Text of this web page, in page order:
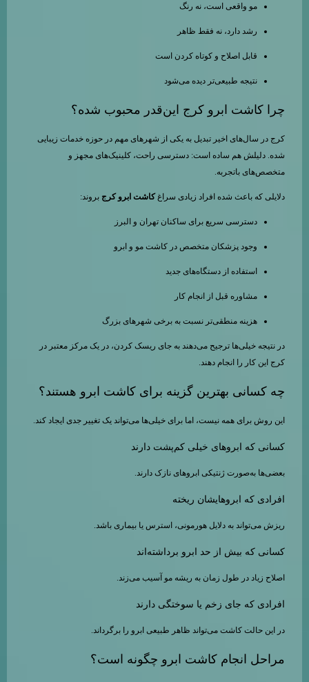
مو واقعی است، نه رنگ
رشد دارد، نه فقط ظاهر
قابل اصلاح و کوتاه کردن است
نتیجه طبیعی‌تر دیده می‌شود
چرا کاشت ابرو کرج این‌قدر محبوب شده؟
کرج در سال‌های اخیر تبدیل به یکی از شهرهای مهم در حوزه خدمات زیبایی
شده. دلیلش هم ساده است: دسترسی راحت، کلینیک‌های مجهز و
متخصص‌های باتجربه.
دلایلی که باعث شده افراد زیادی سراغکاشت ابرو کرج بروند:
دسترسی سریع برای ساکنان تهران و البرز
وجود پزشکان متخصص در کاشت مو و ابرو
استفاده از دستگاه‌های جدید
مشاوره قبل از انجام کار
هزینه منطقی‌تر نسبت به برخی شهرهای بزرگ
در نتیجه خیلی‌ها ترجیح می‌دهند به جای ریسک کردن، در یک مرکز معتبر در
کرج این کار را انجام دهند.
چه کسانی بهترین گزینه برای کاشت ابرو هستند؟
این روش برای همه نیست، اما برای خیلی‌ها می‌تواند یک تغییر جدی ایجاد کند.
کسانی که ابروهای خیلی کم‌پشت دارند
بعضی‌ها به‌صورت ژنتیکی ابروهای نازک دارند.
افرادی که ابروهایشان ریخته
ریزش می‌تواند به دلایل هورمونی، استرس یا بیماری باشد.
کسانی که بیش از حد ابرو برداشته‌اند
اصلاح زیاد در طول زمان به ریشه مو آسیب می‌زند.
افرادی که جای زخم یا سوختگی دارند
در این حالت کاشت می‌تواند ظاهر طبیعی ابرو را برگرداند.
مراحل انجام کاشت ابرو چگونه است؟